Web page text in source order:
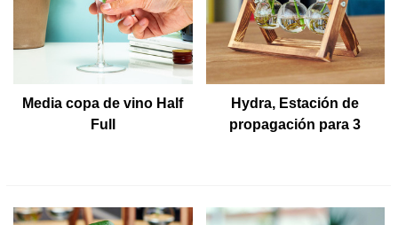
Media copa de vino Half
Full
Hydra, Estación de
propagación para 3